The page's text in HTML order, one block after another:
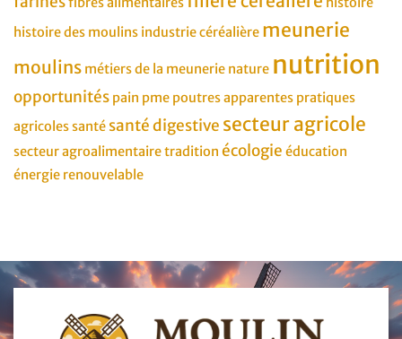
histoire des moulins industrie céréalière meunerie
moulins métiers de la meunerie nature nutrition
opportunités pain pme poutres apparentes pratiques
agricolessanté santé digestive secteur agricole
secteur agroalimentairetradition écologie éducation
énergie renouvelable